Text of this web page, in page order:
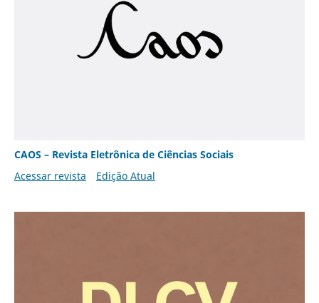
CAOS – Revista Eletrônica de Ciências Sociais
Acessar revista
Edição Atual